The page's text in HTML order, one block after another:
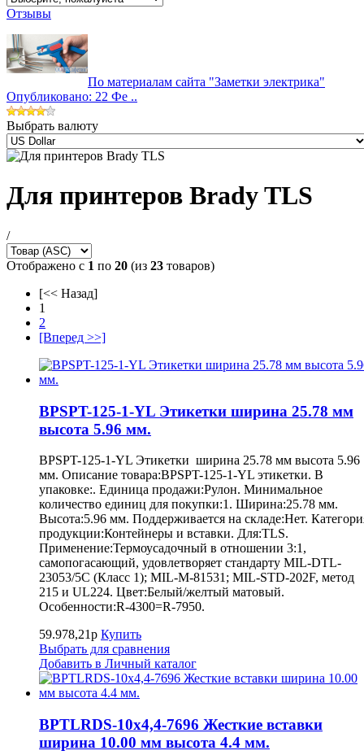
Отзывы
По материалам сайта "Заметки электрика"
Опубликовано: 22 Фе ..
Выбрать валюту
Для принтеров Brady TLS
/
Отображено с 1 по 20 (из 23 товаров)
[<< Назад]
1
2
[Вперед >>]
BPSPT-125-1-YL Этикетки ширина 25.78 мм
высота 5.96 мм.
BPSPT-125-1-YL Этикетки ширина 25.78 мм высота 5.96
мм. Описание товара:BPSPT-125-1-YL этикетки. В
упаковке:. Единица продажи:Рулон. Минимальное
количество единиц для покупки:1. Ширина:25.78 мм.
Высота:5.96 мм. Поддерживается на складе:Нет.
продукции:Контейнеры и вставки. Для:TLS.
Применение:Термоусадочный в отношении 3:1,
самопогасающий, удовлетворяет стандарту MIL-DTL-
23053/5C (Класс 1); MIL-M-81531; MIL-STD-202F, метод
215 и UL224. Цвет:Белый/желтый матовый.
Особенности:R-4300=R-7950.
59.978,21р Купить
Выбрать для сравнения
Добавить в Личный каталог
BPTLRDS-10x4,4-7696 Жесткие вставки
ширина 10.00 мм высота 4.4 мм.